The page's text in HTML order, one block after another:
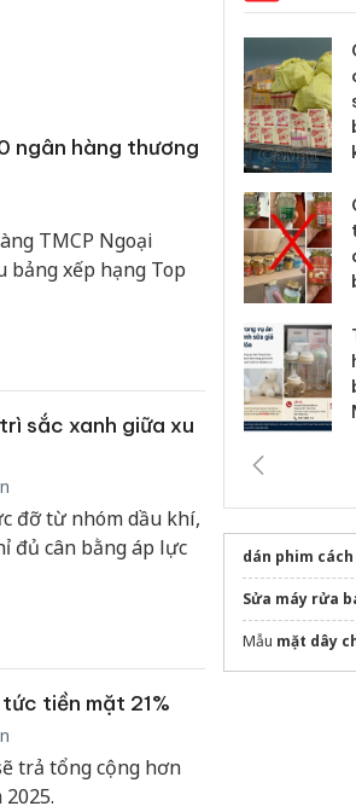
ngân hàng thương
TMCP Ngoại
bảng xếp hạng Top
sắc xanh giữa xu
đỡ từ nhóm dầu khí,
đủ cân bằng áp lực
tiền mặt 21%
trả tổng cộng hơn
kinh doanh
tìm bị hại trong vụ
án sản xuất, buôn
bán yến sào giả
bán bình sữa
Moyuum giả
dán phim
Sửa máy rửa
Mẫu mặt dây